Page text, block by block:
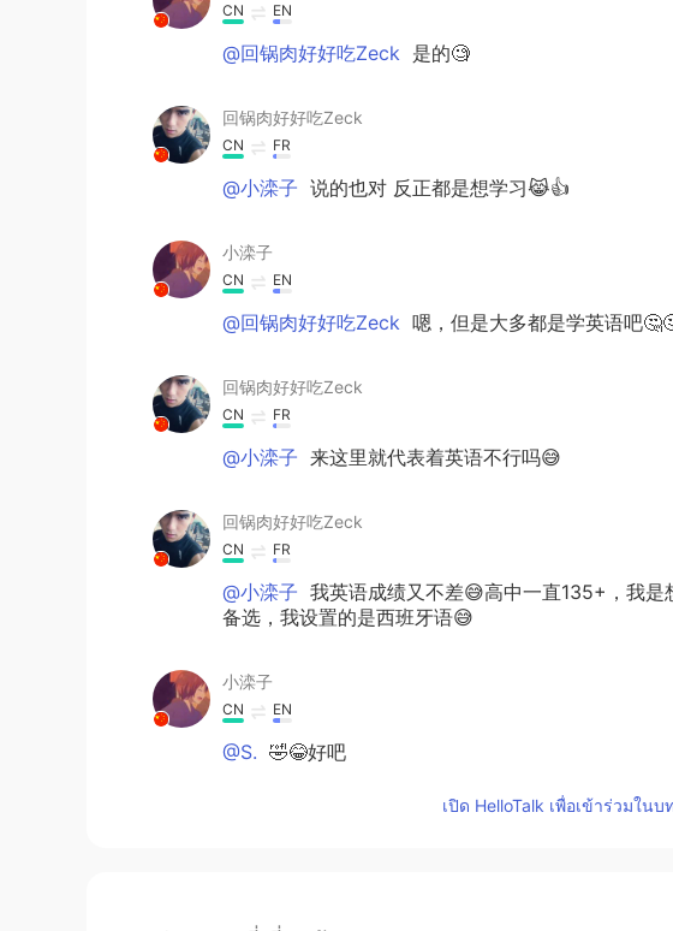
CN EN
@回锅肉好好吃Zeck 是的🧐
回锅肉好好吃Zeck
CN FR
@小滦子 说的也对 反正都是想学习😹👍
小滦子
CN EN
@回锅肉好好吃Zeck 嗯，但是大多都是学英语吧
回锅肉好好吃Zeck
CN FR
@小滦子 来这里就代表着英语不行吗😅
回锅肉好好吃Zeck
CN FR
@小滦子 我英语成绩又不差😅高中一直135+，我
备选，我设置的是西班牙语😅
小滦子
CN EN
@S. 🤣😂好吧
เปิด HelloTalk เพื่อเข้าร่วมใน